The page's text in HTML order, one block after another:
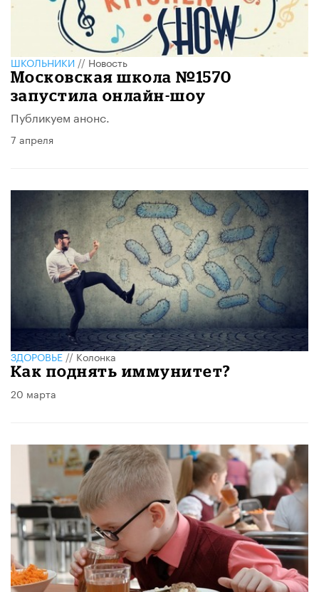
ШКОЛЬНИКИ//Новость
Московская школа №1570
запустила онлайн-шоу
Публикуем анонс.
7 апреля
ЗДОРОВЬЕ//Колонка
Как поднять иммунитет?
20 марта